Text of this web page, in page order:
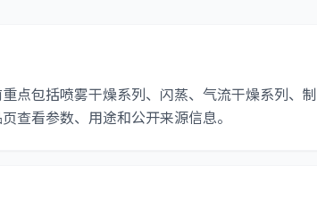
点包括喷雾干燥系列、闪蒸、气流干燥系列、制
查看参数、用途和公开来源信息。